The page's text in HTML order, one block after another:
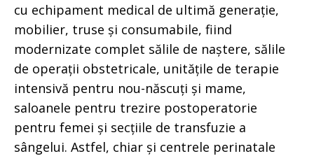
cu echipament medical de ultimă generație,
mobilier, truse și consumabile, fiind
modernizate complet sălile de naștere, sălile
de operații obstetricale, unitățile de terapie
intensivă pentru nou-născuți și mame,
saloanele pentru trezire postoperatorie
pentru femei și secțiile de transfuzie a
sângelui. Astfel, chiar și centrele perinatale